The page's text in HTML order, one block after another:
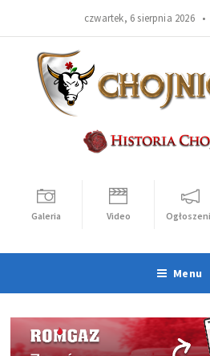
czwartek, 6 sierpnia 2026 •
Galeria Video
Menu